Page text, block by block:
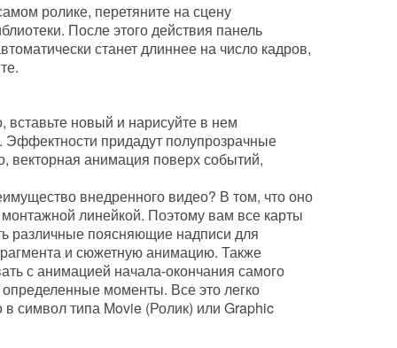
ролике, перетяните на сцену
После этого действия панель
станет длиннее на число кадров,
вставьте новый и нарисуйте в нем
придадут полупрозрачные
анимация поверх событий,
внедренного видео? В том, что оно
линейкой. Поэтому вам все карты
различные поясняющие надписи для
и сюжетную анимацию. Также
с анимацией начала-окончания самого
моменты. Все это легко
символ типа Movie (Ролик) или Graphic